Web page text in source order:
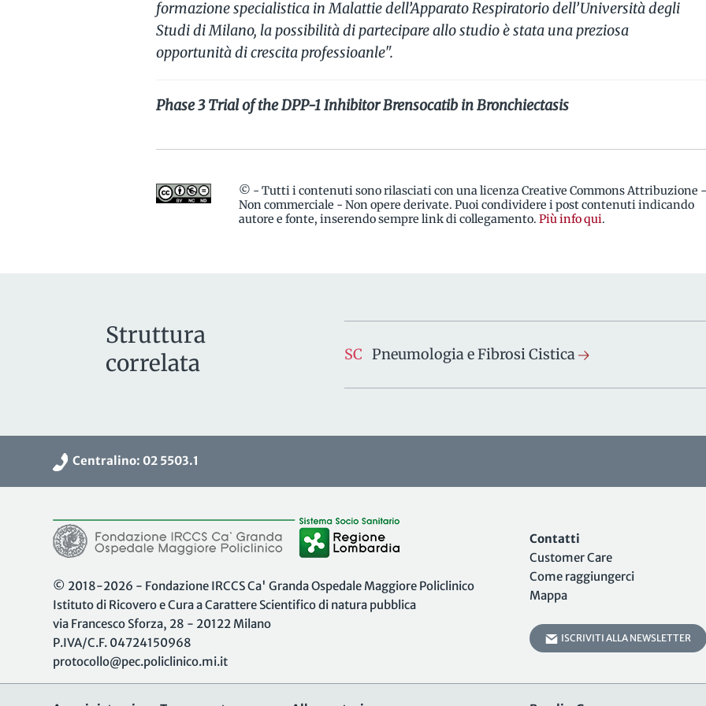
formazione specialistica in Malattie dell’Apparato Respiratorio dell’Università degli
Studi di Milano, la possibilità di partecipare allo studio è stata una preziosa
opportunità di crescita professioanle".
Phase 3 Trial of the DPP-1 Inhibitor Brensocatib in Bronchiectasis
© - Tutti i contenuti sono rilasciati con una licenza Creative Commons Attribuzione
Non commerciale - Non opere derivate. Puoi condividere i post contenuti indicando
autore e fonte, inserendo sempre link di collegamento.Più info qui.
Struttura
correlata
SC Pneumologia e Fibrosi Cistica
Centralino: 02 5503.1
© 2018-2026 - Fondazione IRCCS Ca' Granda Ospedale Maggiore Policlinico
Istituto di Ricovero e Cura a Carattere Scientifico di natura pubblica
via Francesco Sforza, 28 - 20122 Milano
P.IVA/C.F. 04724150968
protocollo@pec.policlinico.mi.it
Contatti
Customer Care
Come raggiungerci
Mappa
ISCRIVITI ALLA NEWSLETTER